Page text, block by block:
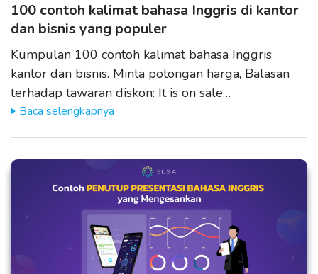
100 contoh kalimat bahasa Inggris di kantor
dan bisnis yang populer
Kumpulan 100 contoh kalimat bahasa Inggris
kantor dan bisnis. Minta potongan harga, Balasan
terhadap tawaran diskon: It is on sale…
Baca selengkapnya